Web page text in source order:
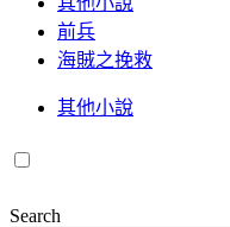
前兵
海賊之挽救
其他小說
Search